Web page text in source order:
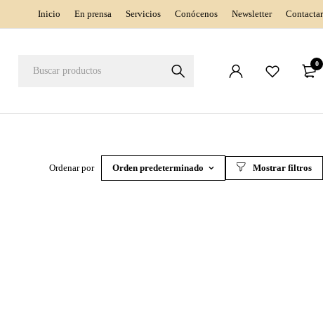
Inicio En prensa Servicios Conócenos Newsletter Contactar
0
Ordenar por Orden predeterminado